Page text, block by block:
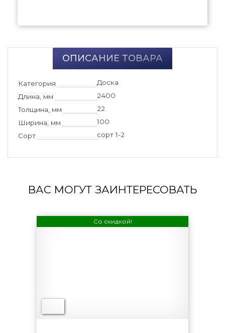
ОПИСАНИЕ ТОВАРА
Категория
Доска
Длина, мм
2400
Толщина, мм
22
Ширина, мм
100
Сорт
сорт 1-2
ВАС МОГУТ ЗАИНТЕРЕСОВАТЬ
Со скидкой!